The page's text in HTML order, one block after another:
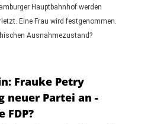
Hauptbahnhof werden
Eine Frau wird festgenommen.
Ausnahmezustand?
Frauke Petry
neuer Partei an -